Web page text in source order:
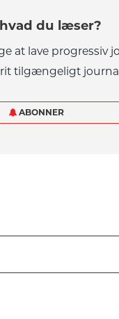
du læser?
at lave progressiv
tilgængeligt
ABONNER